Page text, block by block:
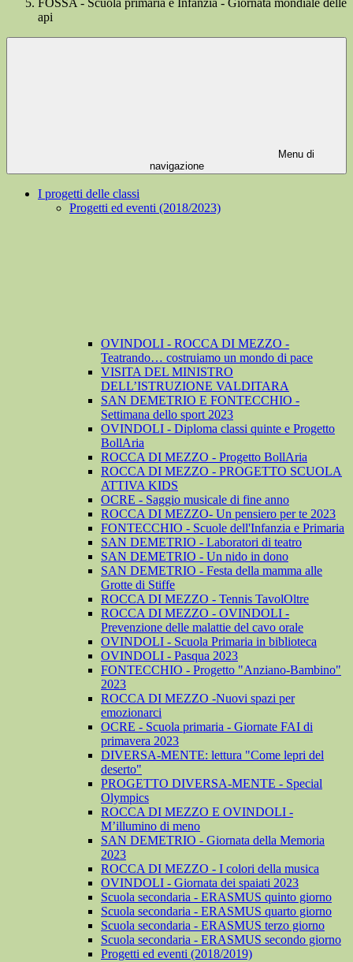
FOSSA - Scuola primaria e Infanzia - Giornata mondiale delle
api
Menu di
navigazione
I progetti delle classi
Progetti ed eventi (2018/2023)
OVINDOLI - ROCCA DI MEZZO -
Teatrando… costruiamo un mondo di pace
VISITA DEL MINISTRO
DELL’ISTRUZIONE VALDITARA
SAN DEMETRIO E FONTECCHIO -
Settimana dello sport 2023
OVINDOLI - Diploma classi quinte e Progetto
BollAria
ROCCA DI MEZZO - Progetto BollAria
ROCCA DI MEZZO - PROGETTO SCUOLA
ATTIVA KIDS
OCRE - Saggio musicale di fine anno
ROCCA DI MEZZO- Un pensiero per te 2023
FONTECCHIO - Scuole dell'Infanzia e Primaria
SAN DEMETRIO - Laboratori di teatro
SAN DEMETRIO - Un nido in dono
SAN DEMETRIO - Festa della mamma alle
Grotte di Stiffe
ROCCA DI MEZZO - Tennis TavolOltre
ROCCA DI MEZZO - OVINDOLI -
Prevenzione delle malattie del cavo orale
OVINDOLI - Scuola Primaria in biblioteca
OVINDOLI - Pasqua 2023
FONTECCHIO - Progetto "Anziano-Bambino"
2023
ROCCA DI MEZZO -Nuovi spazi per
emozionarci
OCRE - Scuola primaria - Giornate FAI di
primavera 2023
DIVERSA-MENTE: lettura "Come lepri del
deserto"
PROGETTO DIVERSA-MENTE - Special
Olympics
ROCCA DI MEZZO E OVINDOLI -
M’illumino di meno
SAN DEMETRIO - Giornata della Memoria
2023
ROCCA DI MEZZO - I colori della musica
OVINDOLI - Giornata dei spaiati 2023
Scuola secondaria - ERASMUS quinto giorno
Scuola secondaria - ERASMUS quarto giorno
Scuola secondaria - ERASMUS terzo giorno
Scuola secondaria - ERASMUS secondo giorno
Progetti ed eventi (2018/2019)